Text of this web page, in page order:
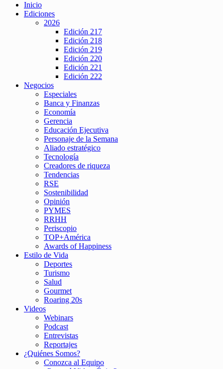
Inicio
Ediciones
2026
Edición 217
Edición 218
Edición 219
Edición 220
Edición 221
Edición 222
Negocios
Especiales
Banca y Finanzas
Economía
Gerencia
Educación Ejecutiva
Personaje de la Semana
Aliado estratégico
Tecnología
Creadores de riqueza
Tendencias
RSE
Sostenibilidad
Opinión
PYMES
RRHH
Periscopio
TOP+América
Awards of Happiness
Estilo de Vida
Deportes
Turismo
Salud
Gourmet
Roaring 20s
Videos
Webinars
Podcast
Entrevistas
Reportajes
¿Quiénes Somos?
Conozca al Equipo